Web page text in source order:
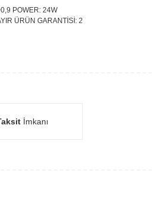
POWER: 24W
ÜRÜN GARANTİSİ: 2
İmkanı